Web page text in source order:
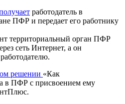
работодатель в
ПФР и передает его работнику
территориальный орган ПФР
сеть Интернет, а он
решении «Как
в ПФР с присвоением ему